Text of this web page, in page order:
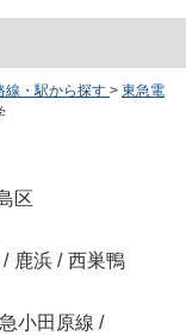
線・駅から探す > 東急電
区
/ 鹿浜 / 西巣鴨
小田原線 /